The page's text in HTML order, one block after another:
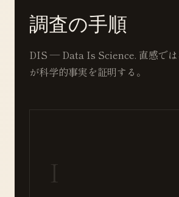
調査の手順
DIS — Data Is Science. 直感では
が科学的事実を証明する。
I